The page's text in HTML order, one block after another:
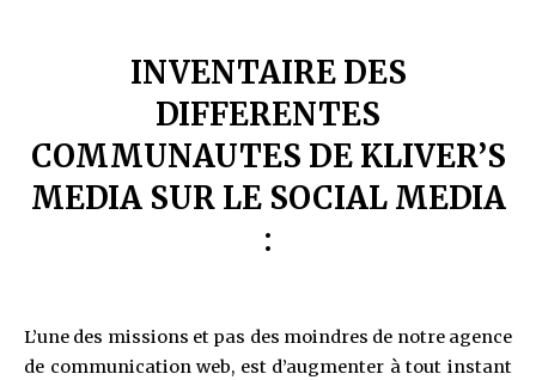
INVENTAIRE DES
DIFFERENTES
COMMUNAUTES DE KLIVER’S
MEDIA SUR LE SOCIAL MEDIA
:
L’une des missions et pas des moindres de notre agence
de communication web, est d’augmenter à tout instant